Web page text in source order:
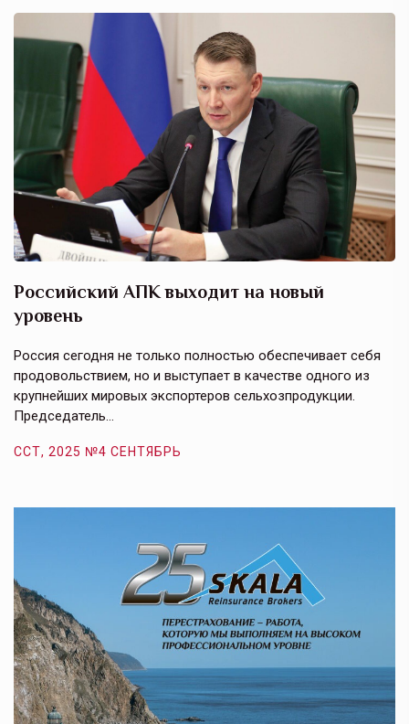
Российский АПК выходит на новый
уровень
Россия сегодня не только полностью обеспечивает себя
продовольствием, но и выступает в качестве одного из
крупнейших мировых экспортеров сельхозпродукции.
Председатель…
ССТ, 2025 №4 СЕНТЯБРЬ